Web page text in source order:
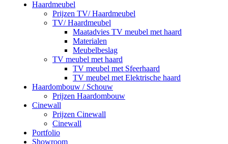
Haardmeubel
Prijzen TV/ Haardmeubel
TV/ Haardmeubel
Maatadvies TV meubel met haard
Materialen
Meubelbeslag
TV meubel met haard
TV meubel met Sfeerhaard
TV meubel met Elektrische haard
Haardombouw / Schouw
Prijzen Haardombouw
Cinewall
Prijzen Cinewall
Cinewall
Portfolio
Showroom